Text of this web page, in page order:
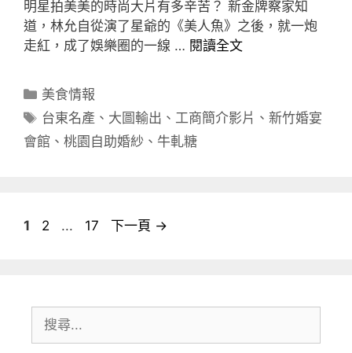
明星拍美美的時尚大片有多辛苦？ 新金牌察家知
道，林允自從演了星爺的《美人魚》之後，就一炮
走紅，成了娛樂圈的一線 … 閱讀全文
分
類
美食情報
標
籤
台東名產 、 大圖輸出 、 工商簡介影片 、新竹婚宴
會館 、 桃園自助婚紗 、 牛軋糖
頁
1
頁
2 ...
頁
17 下一頁 →
尋: